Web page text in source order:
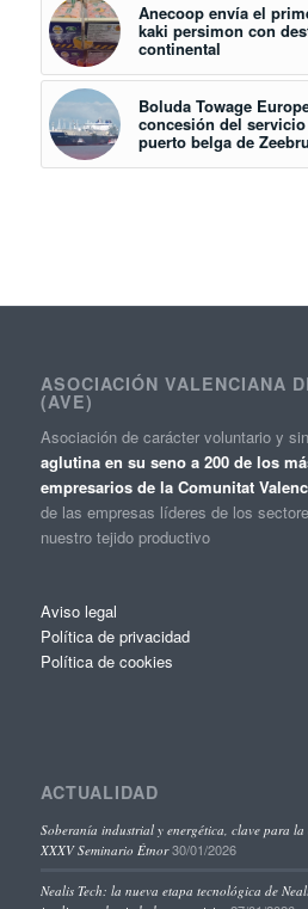
Anecoop envía el
kaki persimon con
continental
Boluda Towage
concesión del
puerto belga de
ASOCIACIÓN VALENCIANA
(AVE)
Asociación de carácter voluntario y
aglutina en su seno a 200 de los
empresarios de la Comunitat
de las empresas líderes de los
nuestro tejido productivo
Aviso legal
Política de privacidad
Política de cookies
ACTUALIDAD
Soberanía industrial y energética, clave para
XXXV Seminario Étnor 30/01/2026
Nealis Tech: la nueva etapa tecnológica de